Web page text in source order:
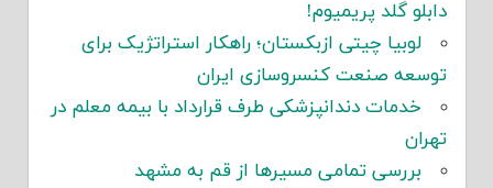
دابلو گلد پریمیوم!
لوبیا چیتی ازبکستان؛ راهکار استراتژیک برای
توسعه صنعت کنسروسازی ایران
خدمات دندانپزشکی طرف قرارداد با بیمه معلم در
تهران
بررسی تمامی مسیرها از قم به مشهد